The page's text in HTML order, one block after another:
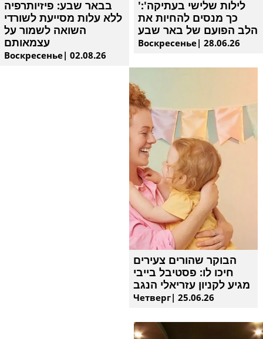
בבאר שבע: פיזיותרפיה
ללא עלות מסייעת לשורדי
השואה לשמור על
עצמאותם
Воскресенье| 02.08.26
'לילות שלישי בעתיקה':
כך מנסים להחיות את
הלב הפועם של באר שבע
Воскресенье| 28.06.26
הבוקר שהורים צעירים
חיכו לו: פסטיבל בייבי
מגיע לקניון עזריאלי הנגב
Четверг| 25.06.26